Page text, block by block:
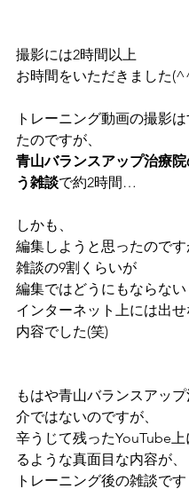
撮影には2時間以上
お時間をいただきました
トレーニング動画の撮影
たのですが、
青山バランスアップ治療
う雑談で約2時間…
しかも、
編集しようと思ったのです
雑談の9割くらいが
編集ではどうにもならな
インターネット上には出
内容でした(笑)
もはや青山バランスアッ
介ではないのですが、
辛うじて残ったYouTube上
るような真面目な内容が、
トレーニング後の雑談です